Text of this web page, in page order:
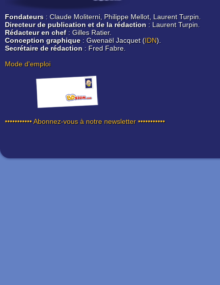
Fondateurs : Claude Moliterni, Philippe Mellot, Laurent Turpin.
Directeur de publication et de la rédaction : Laurent Turpin.
Rédacteur en chef: Gilles Ratier.
Conception graphique: Gwenaël Jacquet (IDN).
Secrétaire de rédaction : Fred Fabre.
Mode d'emploi
••••••••••• Abonnez-vous à notre newsletter •••••••••••